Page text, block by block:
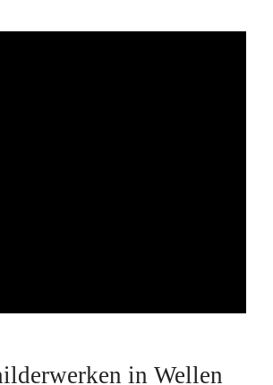
in Wellen